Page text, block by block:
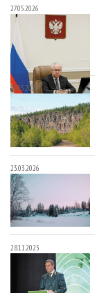
27.05.2026
27.05.2026
23.03.2026
28.11.2025